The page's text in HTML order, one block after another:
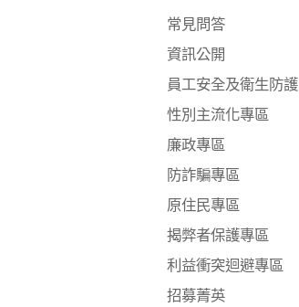
常見問答
資訊公開
員工安全及衛生防護
性別主流化專區
廉政專區
防詐騙專區
原住民專區
揭弊者保護專區
利益衝突迴避專區
招募菁英